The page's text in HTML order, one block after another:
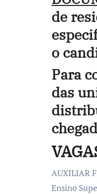
de
o
Para
das
AUXILIAR
Ensino